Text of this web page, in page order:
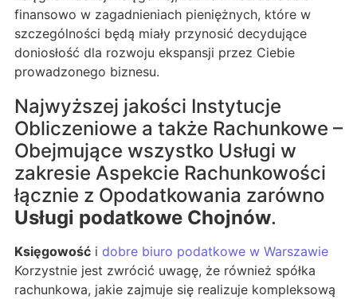
finansowo w zagadnieniach pieniężnych, które w
szczególności będą miały przynosić decydujące
doniosłość dla rozwoju ekspansji przez Ciebie
prowadzonego biznesu.
Najwyższej jakości Instytucje
Obliczeniowe a także Rachunkowe –
Obejmujące wszystko Usługi w
zakresie Aspekcie Rachunkowości
łącznie z Opodatkowania zarówno
Usługi podatkowe Chojnów.
Księgowość i dobre biuro podatkowe w Warszawie
Korzystnie jest zwrócić uwagę, że również spółka
rachunkowa, jakie zajmuje się realizuje kompleksową